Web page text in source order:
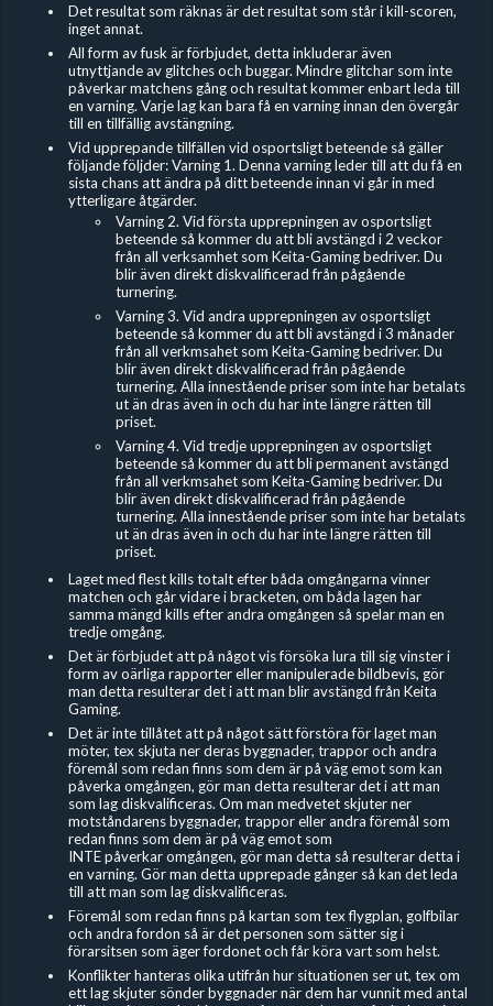
Det resultat som räknas är det resultat som står i kill-scoren,
inget annat.
All form av fusk är förbjudet, detta inkluderar även
utnyttjande av glitches och buggar. Mindre glitchar som inte
påverkar matchens gång och resultat kommer enbart leda till
en varning. Varje lag kan bara få en varning innan den övergår
till en tillfällig avstängning.
Vid upprepande tillfällen vid osportsligt beteende så gäller
följande följder: Varning 1. Denna varning leder till att du få en
sista chans att ändra på ditt beteende innan vi går in med
ytterligare åtgärder.
Varning 2. Vid första upprepningen av osportsligt
beteende så kommer du att bli avstängd i 2 veckor
från all verksamhet som Keita-Gaming bedriver. Du
blir även direkt diskvalificerad från pågående
turnering.
Varning 3. Vid andra upprepningen av osportsligt
beteende så kommer du att bli avstängd i 3 månader
från all verkmsahet som Keita-Gaming bedriver. Du
blir även direkt diskvalificerad från pågående
turnering. Alla innestående priser som inte har betalats
ut än dras även in och du har inte längre rätten till
priset.
Varning 4. Vid tredje upprepningen av osportsligt
beteende så kommer du att bli permanent avstängd
från all verkmsahet som Keita-Gaming bedriver. Du
blir även direkt diskvalificerad från pågående
turnering. Alla innestående priser som inte har betalats
ut än dras även in och du har inte längre rätten till
priset.
Laget med flest kills totalt efter båda omgångarna vinner
matchen och går vidare i bracketen, om båda lagen har
samma mängd kills efter andra omgången så spelar man en
tredje omgång.
Det är förbjudet att på något vis försöka lura till sig vinster i
form av oärliga rapporter eller manipulerade bildbevis, gör
man detta resulterar det i att man blir avstängd från Keita
Gaming.
Det är inte tillåtet att på något sätt förstöra för laget man
möter, tex skjuta ner deras byggnader, trappor och andra
föremål som redan finns som dem är på väg emot som kan
påverka omgången, gör man detta resulterar det i att man
som lag diskvalificeras. Om man medvetet skjuter ner
motståndarens byggnader, trappor eller andra föremål som
redan finns som dem är på väg emot som
INTE påverkar omgången, gör man detta så resulterar detta i
en varning. Gör man detta upprepade gånger så kan det leda
till att man som lag diskvalificeras.
Föremål som redan finns på kartan som tex flygplan, golfbilar
och andra fordon så är det personen som sätter sig i
förarsitsen som äger fordonet och får köra vart som helst.
Konflikter hanteras olika utifrån hur situationen ser ut, tex om
ett lag skjuter sönder byggnader när dem har vunnit med antal